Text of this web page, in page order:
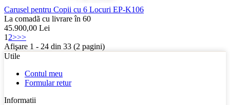
Carusel pentru Copii cu 6 Locuri EP-K106
La comadã cu livrare în 60
45.900,00 Lei
1 2>>>
Afişare 1 - 24 din 33 (2 pagini)
Utile
Contul meu
Formular retur
Informatii